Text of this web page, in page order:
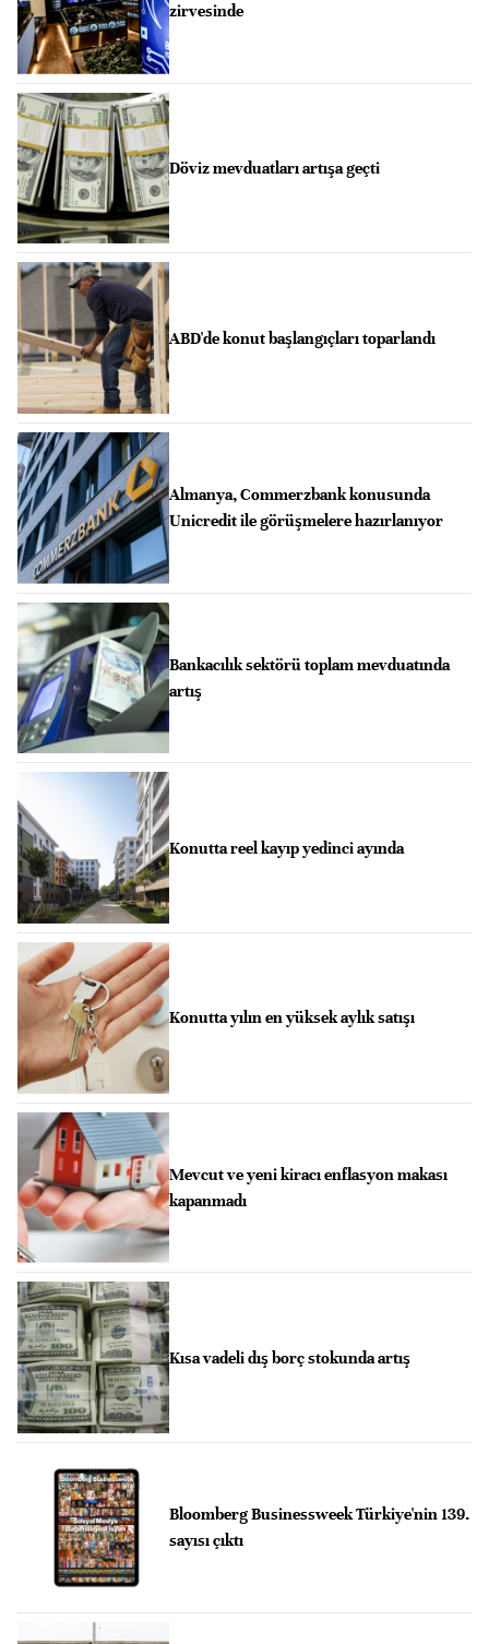
zirvesinde
Döviz mevduatları artışa geçti
ABD'de konut başlangıçları toparlandı
Almanya, Commerzbank konusunda
Unicredit ile görüşmelere hazırlanıyor
Bankacılık sektörü toplam mevduatında
artış
Konutta reel kayıp yedinci ayında
Konutta yılın en yüksek aylık satışı
Mevcut ve yeni kiracı enflasyon makası
kapanmadı
Kısa vadeli dış borç stokunda artış
Bloomberg Businessweek Türkiye'nin 139.
sayısı çıktı